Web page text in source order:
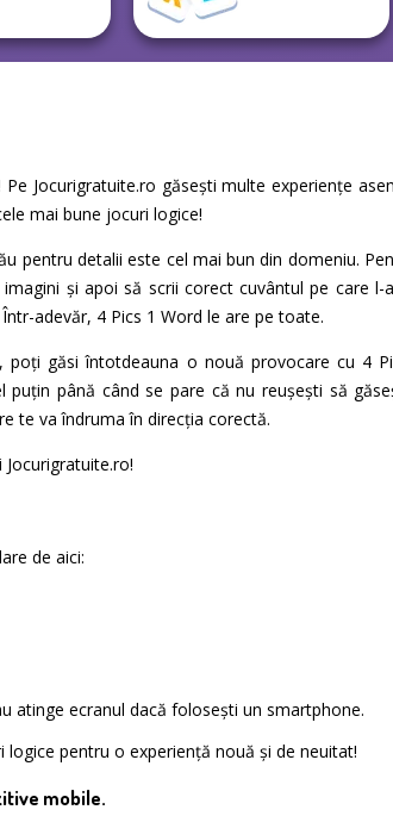
Jocurigratuite.ro găsești multe experiențe
mai bune jocuri logice!
pentru detalii este cel mai bun din domeniu.
și apoi să scrii corect cuvântul pe care l-
adevăr, 4 Pics 1 Word le are pe toate.
găsi întotdeauna o nouă provocare cu 4
până când se pare că nu reușești să
te va îndruma în direcția corectă.
de aici:
atinge ecranul dacă folosești un smartphone.
pentru o experiență nouă și de neuitat!
mobile.